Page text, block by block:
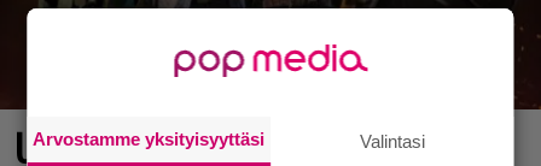
Ubisoftin hittipeli saapui Steamiin
Arvostamme yksityisyyttäsi Valintasi